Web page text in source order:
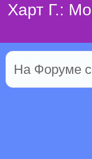
Харт Г.:
На Форуме